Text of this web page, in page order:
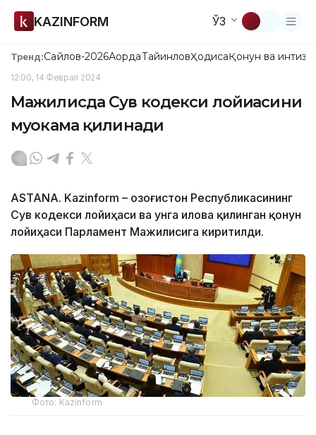
KAZINFORM ЎЗ
Тренд:Сайлов-2026АқордаТайинловҲодисаҚонун ва
12:00, 14 Феврал 2024
Мажилисда Сув кодекси лойиҳасини
муҳокама қилинади
ASTANA. Kazinform – Қозоғистон Республикасининг
Сув кодекси лойиҳаси ва унга илова қилинган қонун
лойиҳаси Парламент Мажилисига киритилди.
Фото: Kazinform